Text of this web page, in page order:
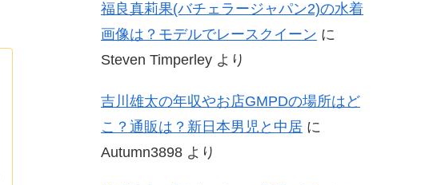
福良真莉果(バチェラージャパン2)の水着
画像は？モデルでレースクイーン に
Steven Timperley より
吉川雄太の年収やお店GMPDの場所はど
こ？通販は？新日本男児と中居 に
Autumn3898 より